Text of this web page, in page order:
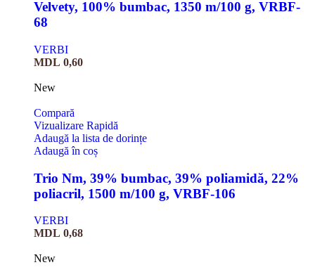
Velvety, 100% bumbac, 1350 m/100 g, VRBF-
68
VERBI
MDL 0,60
New
Compară
Vizualizare Rapidă
Adaugă la lista de dorințe
Adaugă în coș
Trio Nm, 39% bumbac, 39% poliamidă, 22%
poliacril, 1500 m/100 g, VRBF-106
VERBI
MDL 0,68
New